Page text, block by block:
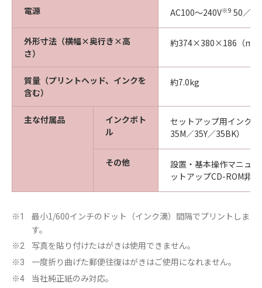
電源 AC100〜240V※9 50／
外形寸法（横幅×奥行き×高
さ）
約374×380×186（
質量（プリントヘッド、インクを
含む）
約7.0kg
主な付属品
インクボト
ル
セットアップ用インク
35M／35Y／35BK）
その他
設置・基本操作マニュ
ットアップCD-ROM非
※1
最小1/600インチのドット（インク滴）間隔でプリントしま
す。
※2 写真を貼り付けたはがきは使用できません。
※3 一度折り曲げた郵便往復はがきはご使用になれません。
※4 当社純正紙のみ対応。